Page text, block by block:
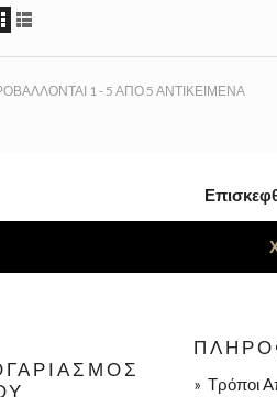
1 - 5 ΑΠΌ 5 ΑΝΤΙΚΕΊΜΕΝΑ
» Τρόποι